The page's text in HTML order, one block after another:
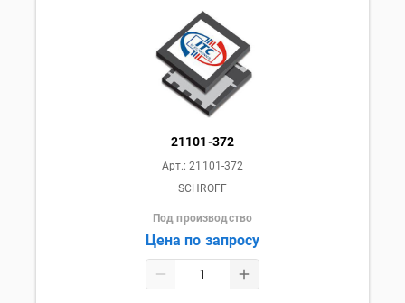
21101-372
Арт.:21101-372
SCHROFF
Под производство
Цена по запросу